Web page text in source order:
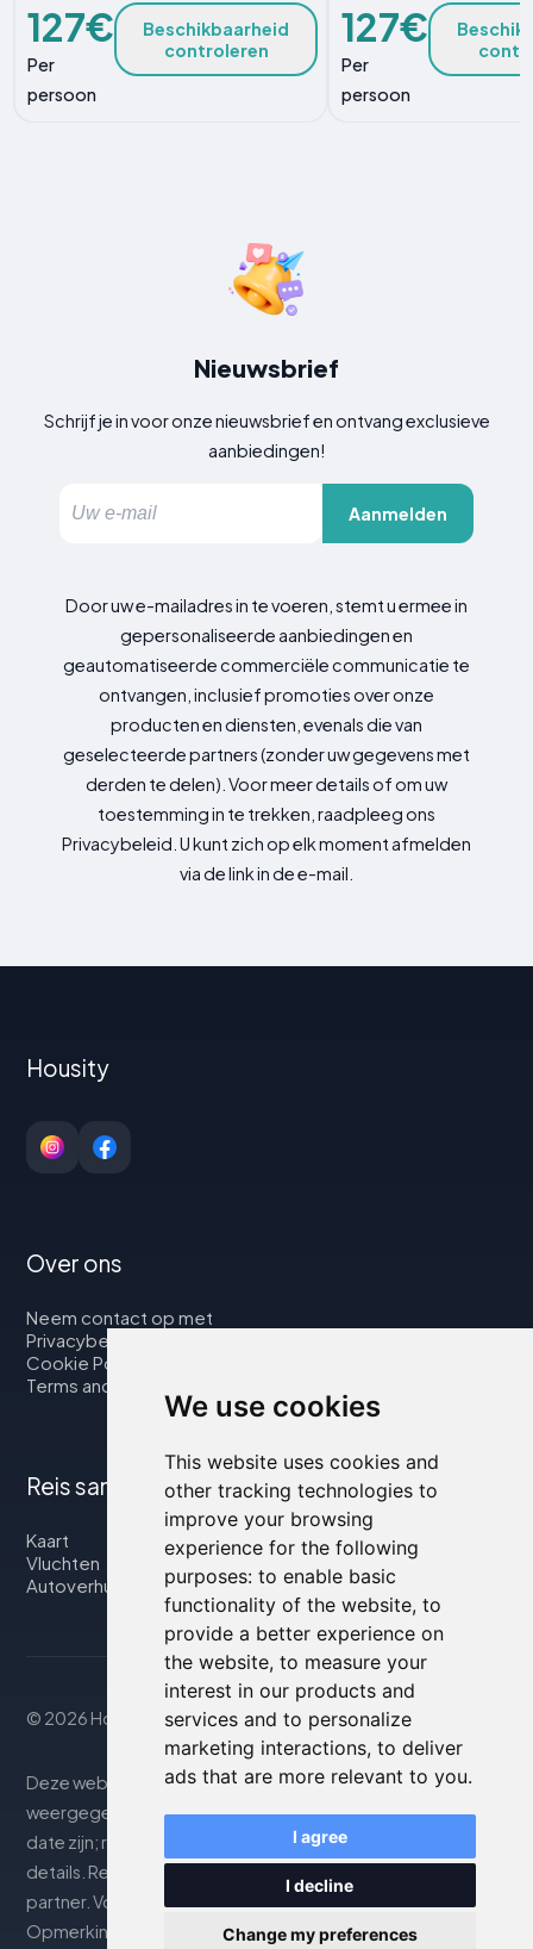
We use cookies
This website uses cookies and
other tracking technologies to
improve your browsing
experience for the following
purposes: to enable basic
functionality of the website, to
provide a better experience on
the website, to measure your
interest in our products and
services and to personalize
marketing interactions, to deliver
ads that are more relevant to you.
I agree
I decline
Change my preferences
127€
Per
persoon
Beschikbaarheid
controleren
127€
Per
persoon
Nieuwsbrief
Schrijf je in voor onze nieuwsbrief en ontvang exclusieve
aanbiedingen!
Aanmelden
Door uw e-mailadres in te voeren, stemt u ermee in
gepersonaliseerde aanbiedingen en
geautomatiseerde commerciële communicatie te
ontvangen, inclusief promoties over onze
producten en diensten, evenals die van
geselecteerde partners (zonder uw gegevens met
derden te delen). Voor meer details of om uw
toestemming in te trekken, raadpleeg ons
Privacybeleid. U kunt zich op elk moment afmelden
via de link in de e-mail.
Housity
Over ons
Neem contact op met
Privacybeleid
Cookie Policy
Terms and Conditions
Reis samen met ons
Kaart
Vluchten
Autoverhuur
© 2026 Housity.net
Deze website biedt informatie uitsluitend ter. De
weergegeven informatie kan onnauwkeurig of niet up-to-
date zijn; raadpleeg de officiële website voor nauwkeurige
details. Reserveringen worden afgehandeld door onze
partner. Voor meer details, zie de sectie Juridische
Opmerkingen